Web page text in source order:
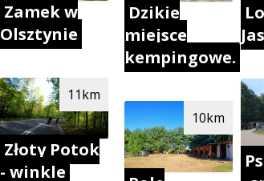
Zamek w
Olsztynie
Złoty Potok
- winkle
11km
Dzikie
miejsce
kempingowe.
10km